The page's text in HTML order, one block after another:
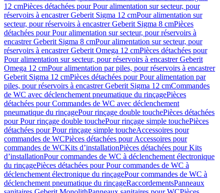
12 cmPièces détachées pour Pour alimentation sur secteur, pour
réservoirs à encastrer Geberit Sigma 12 cmPour alimentation sur
secteur, pour réservoirs à encastrer Geberit Sigma 8 cmPièces
détachées pour Pour alimentation sur secteur, pour réservoirs à
encastrer Geberit Sigma 8 cmPour alimentation sur secteur, pour
réservoirs à encastrer Geberit Omega 12 cmPièces détachées pour
Pour alimentation sur secteur, pour réservoirs à encastrer Geberit
Omega 12 cmPour alimentation par piles, pour réservoirs à encastrer
Geberit Sigma 12 cmPièces détachées pour Pour alimentation par
piles, pour réservoirs à encastrer Geberit Sigma 12 cmCommandes
de WC avec déclenchement pneumatique du rinçagePièces
détachées pour Commandes de WC avec déclenchement
pneumatique du rinçagePour rinçage double touchePièces détachées
pour Pour rinçage double touchePour rinçage simple touchePièces
détachées pour Pour rinçage simple toucheAccessoires pour
commandes de WCPièces détachées pour Accessoires pour
commandes de WCKits d’installationPièces détachées pour Kits
d’installationPour commandes de WC à déclenchement électronique
du rinçagePièces détachées pour Pour commandes de WC à
déclenchement électronique du rinçagePour commandes de WC à
déclenchement pneumatique du rinçageRaccordementsPanneaux